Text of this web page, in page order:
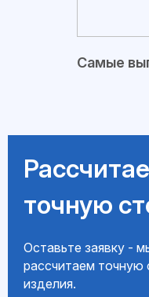
Самые
точную
Оставьте заявку -
рассчитаем точную
изделия.